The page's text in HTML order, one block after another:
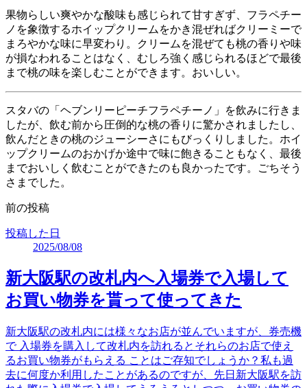
果物らしい爽やかな酸味も感じられて甘すぎず、フラペチー
ノを象徴するホイップクリームをかき混ぜればクリーミーで
まろやかな味に早変わり。クリームを混ぜても桃の香りや味
が損なわれることはなく、むしろ強く感じられるほどで最後
まで桃の味を楽しむことができます。おいしい。
スタバの「ヘブンリーピーチフラペチーノ」を飲みに行きま
したが、飲む前から圧倒的な桃の香りに驚かされましたし、
飲んだときの桃のジューシーさにもびっくりしました。ホイ
ップクリームのおかげか途中で味に飽きることもなく、最後
までおいしく飲むことができたのも良かったです。ごちそう
さまでした。
前の投稿
投稿した日
2025/08/08
新大阪駅の改札内へ入場券で入場して
お買い物券を貰って使ってきた
新大阪駅の改札内には様々なお店が並んでいますが、券売機
で 入場券を購入して改札内を訪れるとそれらのお店で使え
るお買い物券がもらえる ことはご存知でしょうか？私も過
去に何度か利用したことがあるのですが、先日新大阪駅を訪